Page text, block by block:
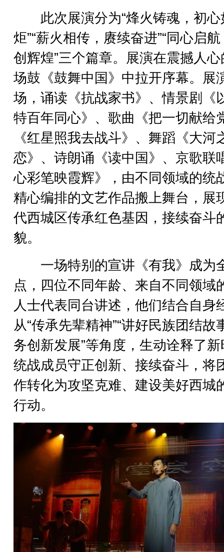
此次展演分为“烽火铸魂，初心
炬”“薪火相传，赓续奋进”“同心启
创辉煌”三个篇章。展演在震撼人
场鼓《鼓舞中国》中拉开序幕。展
场，诵读《抗战家书》、情景剧《
特百年同心》、歌曲《把一切献给
《红星照我去战斗》、舞蹈《大河
恋》、诗朗诵《读中国》、京歌联
心彩笔映霞辉》，由不同领域的统
精心编排的文艺作品搬上舞台，展
代西城区传承红色基因，接续奋斗
貌。
一场特别的宣讲《有我》成为
点，四位不同年龄、来自不同领域
人士代表同台讲述，他们结合自身
从“传承先辈精神”“讲好民族团结故
务创新发展”等角度，生动诠释了
统战成员守正创新、接续奋斗，将
作转化为攻坚克难、建设美好西城
行动。